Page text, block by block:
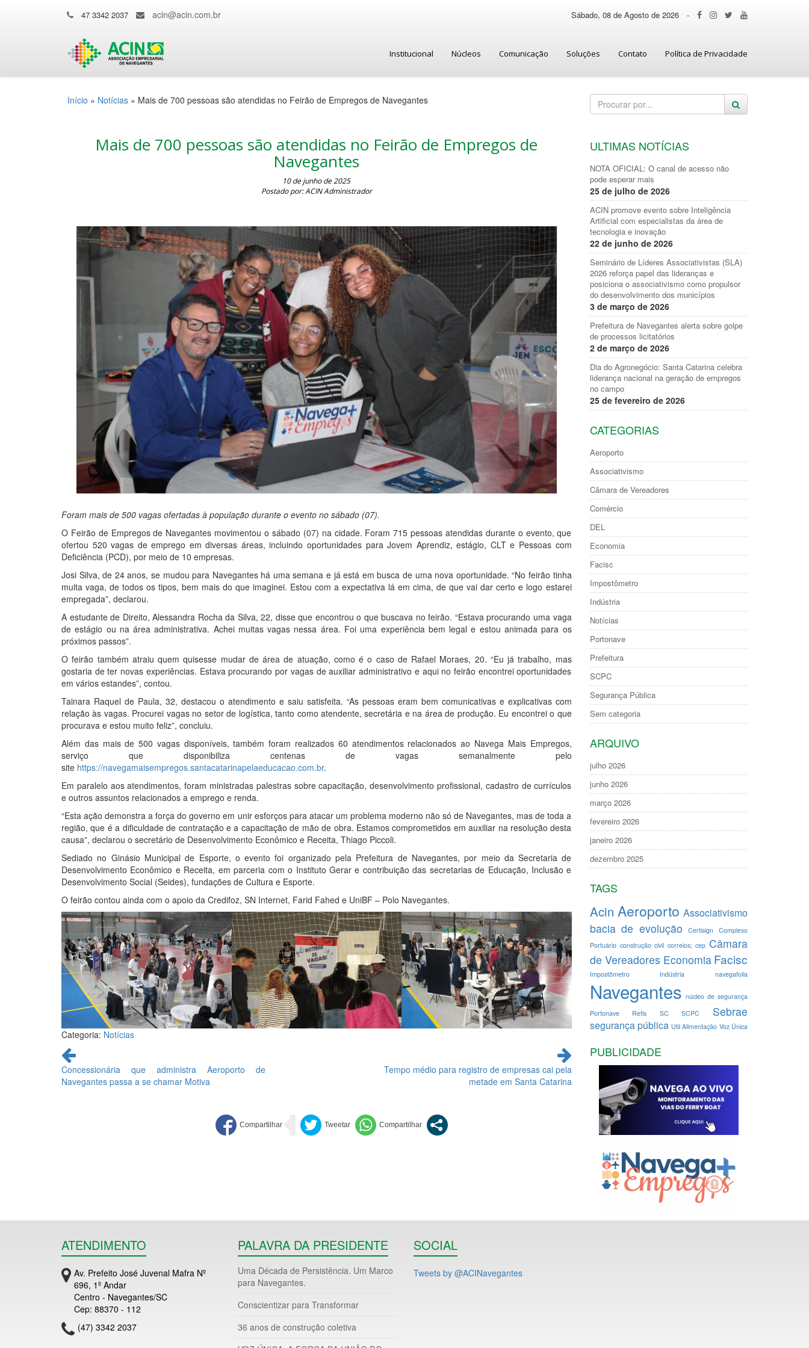
47 3342 2037 acin@acin.com.br Sábado, 08 de Agosto de 2026 -
Institucional Núcleos Comunicação Soluções Contato Política de Privacidade
Início » Notícias » Mais de 700 pessoas são atendidas no Feirão de Empregos de Navegantes
Mais de 700 pessoas são atendidas no Feirão de Empregos de
Navegantes
10 de junho de 2025
Postado por: ACIN Administrador
Foram mais de 500 vagas ofertadas à população durante o evento no sábado (07).
O Feirão de Empregos de Navegantes movimentou o sábado (07) na cidade. Foram 715 pessoas atendidas durante o evento, que
ofertou 520 vagas de emprego em diversas áreas, incluindo oportunidades para Jovem Aprendiz, estágio, CLT e Pessoas com
Deficiência (PCD), por meio de 10 empresas.
Josi Silva, de 24 anos, se mudou para Navegantes há uma semana e já está em busca de uma nova oportunidade. “No feirão tinha
muita vaga, de todos os tipos, bem mais do que imaginei. Estou com a expectativa lá em cima, de que vai dar certo e logo estarei
empregada”, declarou.
A estudante de Direito, Alessandra Rocha da Silva, 22, disse que encontrou o que buscava no feirão. “Estava procurando uma vaga
de estágio ou na área administrativa. Achei muitas vagas nessa área. Foi uma experiência bem legal e estou animada para os
próximos passos”.
O feirão também atraiu quem quisesse mudar de área de atuação, como é o caso de Rafael Moraes, 20. “Eu já trabalho, mas
gostaria de ter novas experiências. Estava procurando por vagas de auxiliar administrativo e aqui no feirão encontrei oportunidades
em vários estandes”, contou.
Tainara Raquel de Paula, 32, destacou o atendimento e saiu satisfeita. “As pessoas eram bem comunicativas e explicativas com
relação às vagas. Procurei vagas no setor de logística, tanto como atendente, secretária e na área de produção. Eu encontrei o que
procurava e estou muito feliz”, concluiu.
Além das mais de 500 vagas disponíveis, também foram realizados 60 atendimentos relacionados ao Navega Mais Empregos,
serviço que disponibiliza centenas de vagas semanalmente pelo
site https://navegamaisempregos.santacatarinapelaeducacao.com.br.
Em paralelo aos atendimentos, foram ministradas palestras sobre capacitação, desenvolvimento profissional, cadastro de currículos
e outros assuntos relacionados a emprego e renda.
“Esta ação demonstra a força do governo em unir esforços para atacar um problema moderno não só de Navegantes, mas de toda a
região, que é a dificuldade de contratação e a capacitação de mão de obra. Estamos comprometidos em auxiliar na resolução desta
causa”, declarou o secretário de Desenvolvimento Econômico e Receita, Thiago Piccoli.
Sediado no Ginásio Municipal de Esporte, o evento foi organizado pela Prefeitura de Navegantes, por meio da Secretaria de
Desenvolvimento Econômico e Receita, em parceria com o Instituto Gerar e contribuição das secretarias de Educação, Inclusão e
Desenvolvimento Social (Seides), fundações de Cultura e Esporte.
O feirão contou ainda com o apoio da Credifoz, SN Internet, Farid Fahed e UniBF – Polo Navegantes.
Categoria: Notícias
Continue
lendo
Concessionária que administra Aeroporto de
Navegantes passa a se chamar Motiva
Tempo médio para registro de empresas cai pela
metade em Santa Catarina
ULTIMAS NOTÍCIAS
NOTA OFICIAL: O canal de acesso não
pode esperar mais
25 de julho de 2026
ACIN promove evento sobre Inteligência
Artificial com especialistas da área de
tecnologia e inovação
22 de junho de 2026
Seminário de Líderes Associativistas (SLA)
2026 reforça papel das lideranças e
posiciona o associativismo como propulsor
do desenvolvimento dos municípios
3 de março de 2026
Prefeitura de Navegantes alerta sobre golpe
de processos licitatórios
2 de março de 2026
Dia do Agronegócio: Santa Catarina celebra
liderança nacional na geração de empregos
no campo
25 de fevereiro de 2026
CATEGORIAS
Aeroporto
Associativismo
Câmara de Vereadores
Comércio
DEL
Economia
Facisc
Impostômetro
Indústria
Notícias
Portonave
Prefeitura
SCPC
Segurança Pública
Sem categoria
ARQUIVO
julho 2026
junho 2026
março 2026
fevereiro 2026
janeiro 2026
dezembro 2025
TAGS
Acin Aeroporto Associativismo
bacia de evolução Certisign Complexo
Portuário construção civil correios; cep Câmara
de Vereadores Economia Facisc
Impostômetro Indústria navegafolia
Navegantes núcleo de segurança
Portonave
Refis SC SCPC Sebrae
segurança pública Util Alimentação Voz Única
PUBLICIDADE
ATENDIMENTO
Av. Prefeito José Juvenal Mafra Nº
696, 1º Andar
Centro - Navegantes/SC
Cep: 88370 - 112
(47) 3342 2037
PALAVRA DA PRESIDENTE
Uma Década de Persistência. Um Marco
para Navegantes.
Conscientizar para Transformar
36 anos de construção coletiva
SOCIAL
Tweets by @ACINavegantes